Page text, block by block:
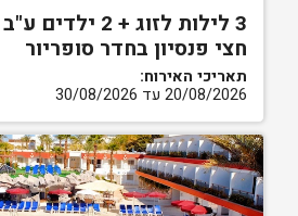
3 לילות לזוג + 2 ילדים ע"ב
חצי פנסיון בחדר סופריור
תאריכי האירוח:
20/08/2026 עד 30/08/2026